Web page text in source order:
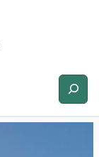
Buscar